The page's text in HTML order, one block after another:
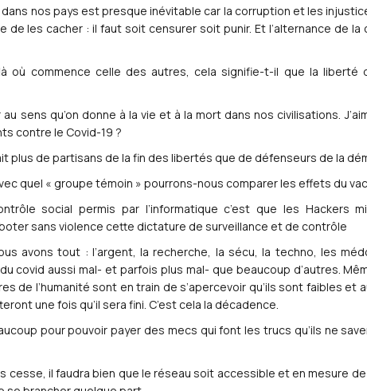
nos pays est presque inévitable car la corruption et les
de les cacher : il faut soit censurer soit punir. Et l’alternance de
où commence celle des autres, cela signifie-t-il que la liberté
sens qu’on donne à la vie et à la mort dans nos civilisations.
contre le Covid-19 ?
ait plus de partisans de la fin des libertés que de défenseurs de la
quel « groupe témoin » pourrons-nous comparer les effets du
social permis par l’informatique c’est que les Hackers
sans violence cette dictature de surveillance et de contrôle
avons tout : l’argent, la recherche, la sécu, la techno, les
covid aussi mal- et parfois plus mal- que beaucoup d’autres.
de l’humanité sont en train de s’apercevoir qu’ils sont faibles et
une fois qu’il sera fini. C’est cela la décadence.
pour pouvoir payer des mecs qui font les trucs qu’ils ne
cesse, il faudra bien que le réseau soit accessible et en mesure